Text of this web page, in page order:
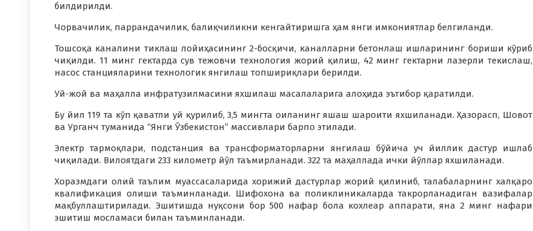
билдирилди.
Чорвачилик, паррандачилик, балиқчиликни кенгайтиришга ҳам янги имкониятлар белгиланди.
Тошсоқа каналини тиклаш лойиҳасининг 2-босқичи, каналларни бетонлаш ишларининг бориши кўриб
чиқилди. 11 минг гектарда сув тежовчи технология жорий қилиш, 42 минг гектарни лазерли текислаш,
насос станцияларини технологик янгилаш топшириқлари берилди.
Уй-жой ва маҳалла инфратузилмасини яхшилаш масалаларига алоҳида эътибор қаратилди.
Бу йил 119 та кўп қаватли уй қурилиб, 3,5 мингта оиланинг яшаш шароити яхшиланади. Ҳазорасп, Шовот
ва Урганч туманида “Янги Ўзбекистон” массивлари барпо этилади.
Электр тармоқлари, подстанция ва трансформаторларни янгилаш бўйича уч йиллик дастур ишлаб
чиқилади. Вилоятдаги 233 километр йўл таъмирланади. 322 та маҳаллада ички йўллар яхшиланади.
Хоразмдаги олий таълим муассасаларида хорижий дастурлар жорий қилиниб, талабаларнинг халқаро
квалификация олиши таъминланади. Шифохона ва поликлиникаларда такрорланадиган вазифалар
мақбуллаштирилади. Эшитишда нуқсони бор 500 нафар бола кохлеар аппарати, яна 2 минг нафари
эшитиш мосламаси билан таъминланади.